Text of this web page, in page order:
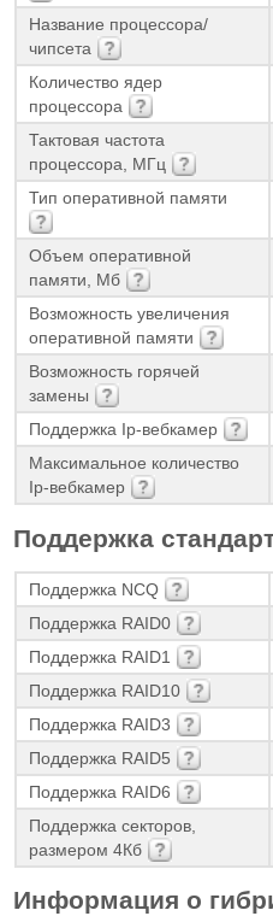
Название процессора/
чипсета
Количество ядер
процессора
Тактовая частота
процессора, МГц
Тип оперативной памяти
Объем оперативной
памяти, Мб
Возможность увеличения
оперативной памяти
Возможность горячей
замены
Поддержка Ip-вебкамер
Максимальное количество
Ip-вебкамер
Поддержка
Поддержка NCQ
Поддержка RAID0
Поддержка RAID1
Поддержка RAID10
Поддержка RAID3
Поддержка RAID5
Поддержка RAID6
Поддержка секторов,
размером 4Кб
Информация о